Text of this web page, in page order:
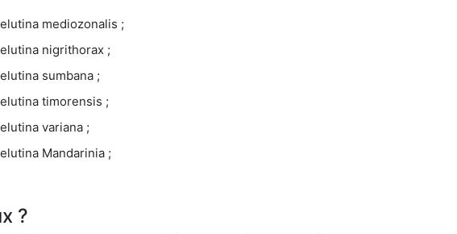
mediozonalis ;
nigrithorax ;
sumbana ;
timorensis ;
variana ;
Mandarinia ;
?